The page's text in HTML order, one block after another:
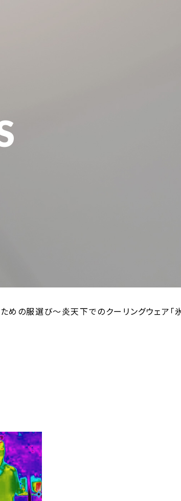
めの服選び～炎天下でのクーリングウェア「